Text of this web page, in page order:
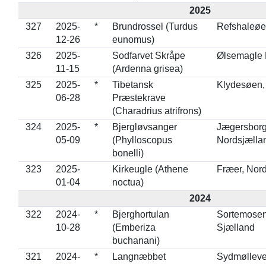
2025
327
2025-
12-26
*
Brundrossel (Turdus
eunomus)
326
2025-
11-15
Sodfarvet Skråpe
(Ardenna grisea)
Ølsemagle
325
2025-
06-28
*
Tibetansk
Præstekrave
(Charadrius atrifrons)
324
2025-
05-09
*
Bjergløvsanger
(Phylloscopus
bonelli)
323
2025-
01-04
Kirkeugle (Athene
noctua)
Fræer,
2024
322
2024-
10-28
*
Bjerghortulan
(Emberiza
buchanani)
Sjælland
321
2024-
*
Langnæbbet